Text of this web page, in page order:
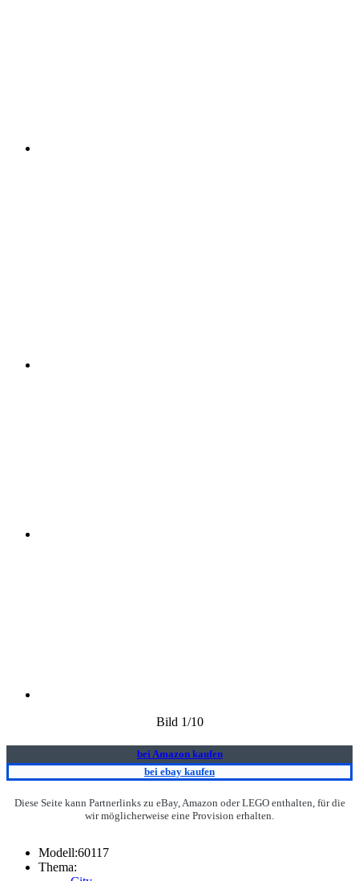
Bild 1/10
bei Amazon kaufen
bei ebay kaufen
Diese Seite kann Partnerlinks zu eBay, Amazon oder LEGO enthalten, für die
wir möglicherweise eine Provision erhalten.
Modell:60117
Thema: